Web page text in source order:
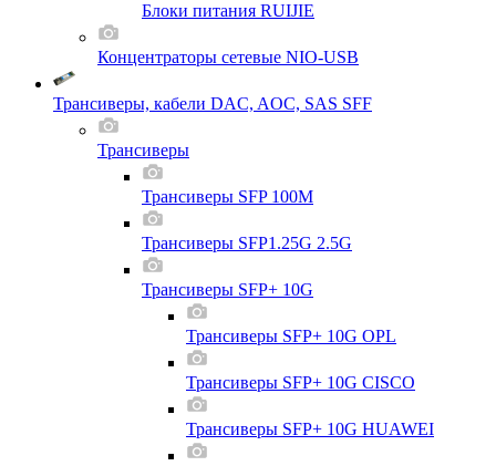
Блоки питания RUIJIE
Концентраторы сетевые NIO-USB
Трансиверы, кабели DAC, AOC, SAS SFF
Трансиверы
Трансиверы SFP 100M
Трансиверы SFP1.25G 2.5G
Трансиверы SFP+ 10G
Трансиверы SFP+ 10G OPL
Трансиверы SFP+ 10G CISCO
Трансиверы SFP+ 10G HUAWEI